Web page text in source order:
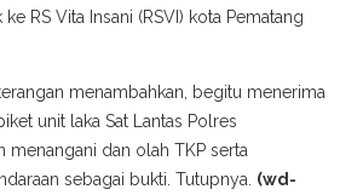
RS Vita Insani (RSVI) kota Pematang
menambahkan, begitu menerima
unit laka Sat Lantas Polres
menangani dan olah TKP serta
sebagai bukti. Tutupnya. (wd-